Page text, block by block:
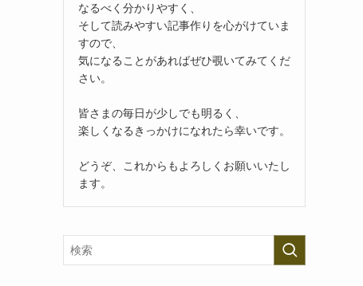
なるべく分かりやすく、
そして読みやすい記事作りを心がけていま
すので、
気になることがあればぜひ覗いてみてくだ
さい。
皆さまの毎日が少しでも明るく、
楽しくなるきっかけになれたら幸いです。
どうぞ、これからもよろしくお願いいたし
ます。